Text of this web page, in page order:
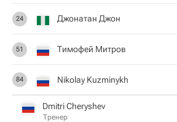
24 Джонатан Джон
51 Тимофей Митров
84 Nikolay Kuzminykh
Dmitri Cheryshev
Тренер